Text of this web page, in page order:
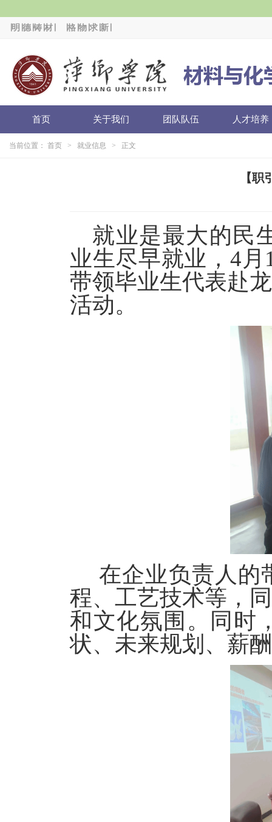
∣明∣德∣铸∣材∣ ∣格∣物∣求∣新∣
首页 关于我们 团队队伍 人才培养
当前位置： 首页 > 就业信息 > 正文
【
就业是最大的民
业生尽早就业，4
带领毕业生代表赴
活动。
在企业负责人的
程、工艺技术等，
和文化氛围。同时
状、未来规划、薪